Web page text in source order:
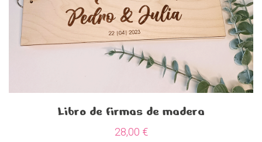
Libro de firmas de madera
28,00 €